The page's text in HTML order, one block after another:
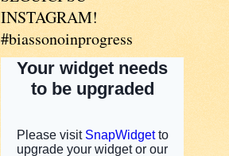
INSTAGRAM!
#biassonoinprogress